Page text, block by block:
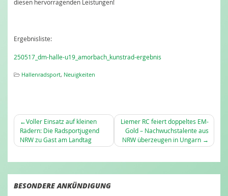
diesen hervorragenden Leistungen!
Ergebnisliste:
250517_dm-halle-u19_amorbach_kunstrad-ergebnis
Hallenradsport, Neuigkeiten
BEITRAGSNAVIGATION
Voller Einsatz auf kleinen
Rädern: Die Radsportjugend
NRW zu Gast am Landtag
Liemer RC feiert doppeltes EM-
Gold – Nachwuchstalente aus
NRW überzeugen in Ungarn
BESONDERE ANKÜNDIGUNG